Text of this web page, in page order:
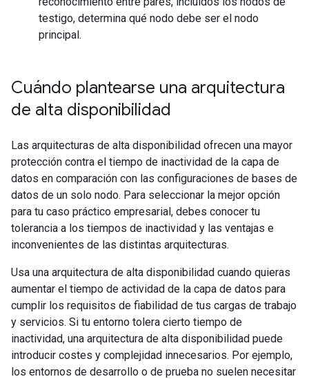
testigo, determina qué nodo debe ser el nodo
principal.
Cuándo plantearse una arquitectura
de alta disponibilidad
Las arquitecturas de alta disponibilidad ofrecen una mayor
protección contra el tiempo de inactividad de la capa de
datos en comparación con las configuraciones de bases de
datos de un solo nodo. Para seleccionar la mejor opción
para tu caso práctico empresarial, debes conocer tu
tolerancia a los tiempos de inactividad y las ventajas e
inconvenientes de las distintas arquitecturas.
Usa una arquitectura de alta disponibilidad cuando quieras
aumentar el tiempo de actividad de la capa de datos para
cumplir los requisitos de fiabilidad de tus cargas de trabajo
y servicios. Si tu entorno tolera cierto tiempo de
inactividad, una arquitectura de alta disponibilidad puede
introducir costes y complejidad innecesarios. Por ejemplo,
los entornos de desarrollo o de prueba no suelen necesitar